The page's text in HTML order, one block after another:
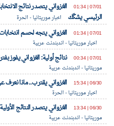
07/01 | 01:34
الغزواني يتصدر نتائج
الرئيسي يشكّك
اخبار موريتانيا - الحرة
07/01 | 01:34
الغزواني يتجه لحسم
اخبار موريتانيا - اندبندنت عربية
07/01 | 00:34
نتائج أولية: الغزواني يفوز
موريتانيا - اندبندنت عربية
06/30 | 15:34
الغزواني يقترب.. ماذا نعرف
اخبار موريتانيا - الحرة
06/30 | 13:34
الغزواني يتصدر النتائج
موريتانيا - اندبندنت عربية